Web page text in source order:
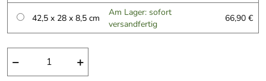
42,5 x 28 x 8,5 cm
Am Lager: sofort
versandfertig
66,90 €
− +